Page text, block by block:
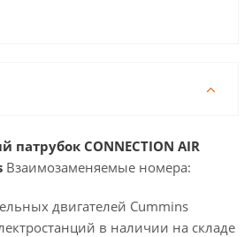
CONNECTION AIR
Взаимозаменяемые номера:
двигателей Cummins
в наличии на складе